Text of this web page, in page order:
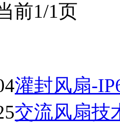
前1/1页
灌封风扇-
交流风扇技